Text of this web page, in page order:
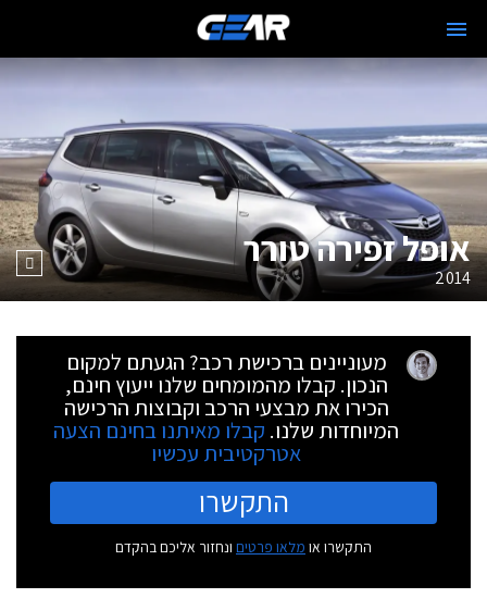
אופל זפירה טורר
2014
מעוניינים ברכישת רכב? הגעתם למקום
הנכון. קבלו מהמומחים שלנו ייעוץ חינם,
הכירו את מבצעי הרכב וקבוצות הרכישה
המיוחדות שלנו. קבלו מאיתנו בחינם הצעה
אטרקטיבית עכשיו
התקשרו
התקשרו או מלאו פרטים ונחזור אליכם בהקדם